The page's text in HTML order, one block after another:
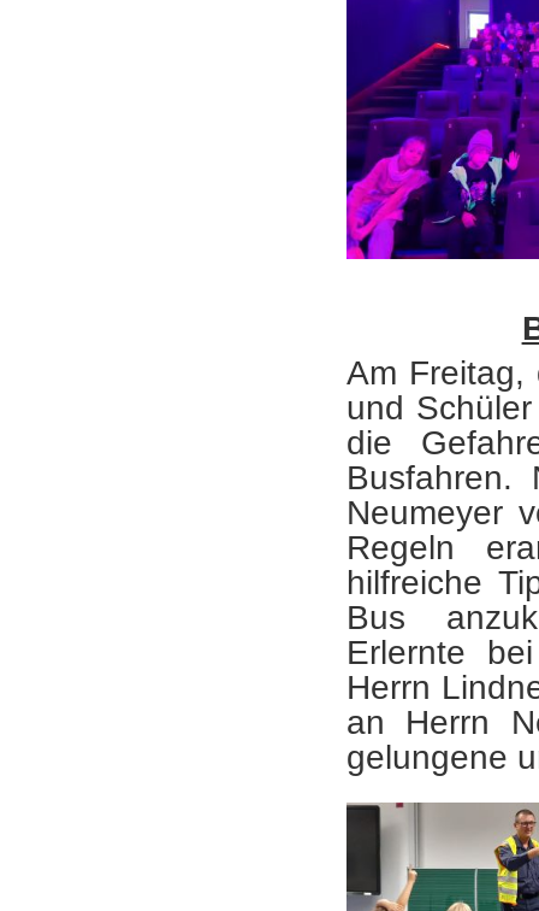
Am Freitag,
und
die
Busfahren.
Neumeyer
Regeln
hilfreiche
Bus
Erlernte
Herrn
an Herrn
gelungene